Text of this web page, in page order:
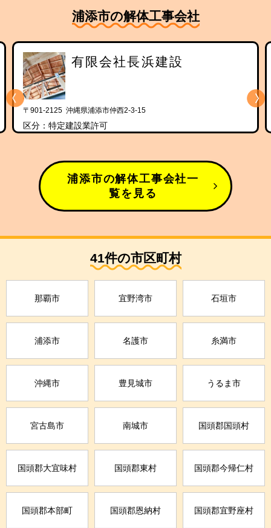
浦添市の解体工事会社
有限会社長浜建設
〒901-2125 沖縄県浦添市仲西2-3-15
区分：特定建設業許可
浦添市の解体工事会社一
覧を見る
41件の市区町村
那覇市 宜野湾市 石垣市
浦添市 名護市 糸満市
沖縄市 豊見城市 うるま市
宮古島市 南城市 国頭郡国頭村
国頭郡大宜味村 国頭郡東村 国頭郡今帰仁村
国頭郡本部町 国頭郡恩納村 国頭郡宜野座村